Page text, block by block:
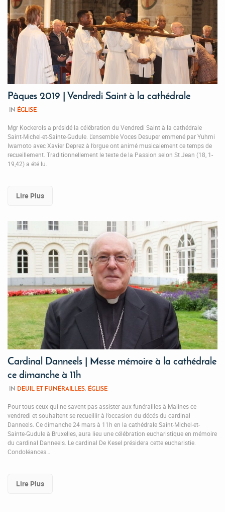
Pâques 2019 | Vendredi Saint à la cathédrale
IN ÉGLISE
Mgr Kockerols a présidé la célébration du Vendredi Saint à la cathédrale
Saint-Michel-et-Sainte-Gudule. L’ensemble Voces Desuper emmené par Yuhmi
Iwamoto avec Xavier Deprez à l’orgue ont animé musicalement ce temps de
recueillement. Traditionnellement le texte de la Passion selon St Jean (18, 1-
19,42) a été lu.
Lire Plus
Cardinal Danneels | Messe mémoire à la cathédrale
ce dimanche à 11h
IN DEUIL ET FUNÉRAILLES, ÉGLISE
Pour tous ceux qui ne savent pas assister aux funérailles à Malines ce
vendredi et souhaitent se recueillir à l’occasion du décés du cardinal
Danneels. Ce dimanche 24 mars à 11h en la cathédrale Saint-Michel-et-
Sainte-Gudule à Bruxelles, aura lieu une célébration eucharistique en mémoire
du cardinal Danneels. Le cardinal De Kesel présidera cette eucharistie.
Condoléances…
Lire Plus